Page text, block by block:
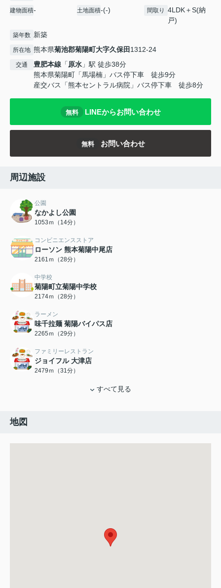
建物面積- 土地面積-(-) 間取り
4LDK＋S(納
戸)
築年数 新築
所在地 熊本県菊池郡菊陽町大字久保田 1312-24
交通 豊肥本線 「原水 」駅 徒歩38分
熊本県菊陽町「馬場楠」バス停下車 徒歩9分
産交バス「熊本セントラル病院」バス停下車 徒歩8分
無料 LINEからお問い合わせ
無料 お問い合わせ
周辺施設
公園
なかよし公園
1053ｍ（14分）
コンビニエンスストア
ローソン 熊本菊陽中尾店
2161ｍ（28分）
中学校
菊陽町立菊陽中学校
2174ｍ（28分）
ラーメン
味千拉麺 菊陽バイパス店
2265ｍ（29分）
ファミリーレストラン
ジョイフル 大津店
2479ｍ（31分）
すべて見る
地図